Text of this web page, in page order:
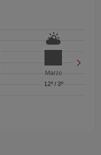
Marzo
12º/ 3º